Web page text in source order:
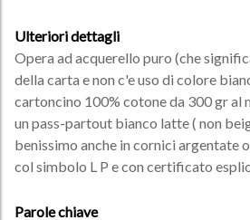
Ulteriori dettagli
Opera ad acquerello puro (che
della carta e non c'e uso di colore
cartoncino 100% cotone da 300 gr al
un pass-partout bianco latte ( non
benissimo anche in cornici argentate
col simbolo L P e con certificato
Parole chiave